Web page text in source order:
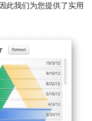
此我们为您提供了实用